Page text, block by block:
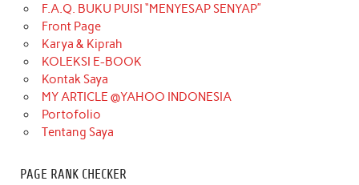
F.A.Q. BUKU PUISI “MENYESAP SENYAP”
Front Page
Karya & Kiprah
KOLEKSI E-BOOK
Kontak Saya
MY ARTICLE @YAHOO INDONESIA
Portofolio
Tentang Saya
PAGE RANK CHECKER